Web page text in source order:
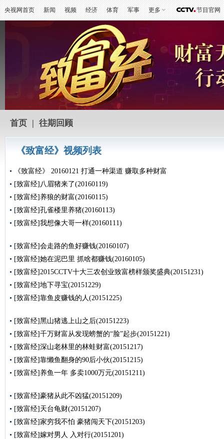
央视网首页 新闻 视频 经济 体育 军事 更多 节目官网
首页 | 往期回顾
《致富经》视频列表
《致富经》 20160121 打通一种渠道 赚取多种财富
[致富经]八眉猪来了(20160119)
[致富经]养狼的财富(20160115)
[致富经]孔雀楼里养猪(20160113)
[致富经]我想像大哥一样(20160111)
[致富经]会走路的鱼好赚钱(20160107)
[致富经]她在泥巴里 抓啥都赚钱(20160105)
[致富经]2015CCTV十大三农创业致富榜样颁奖盛典(20151231)
[致富经]地下寻宝(20151229)
[致富经]靠鱼皮赚钱的人(20151225)
[致富经]黑山猪逃上山之后(20151223)
[致富经]千万财富从发现螃蟹的“脸”起步(20151221)
[致富经]深山老林里的林蛙财富(20151217)
[致富经]靠懒鱼翻身的90后小伙(20151215)
[致富经]养鱼一年 多卖1000万元(20151211)
[致富经]豪猪从此不凶猛(20151209)
[致富经]天台龟财(20151207)
[致富经]家穷我不怕 豪猪闯天下(20151203)
[致富经]嫁对男人 入对行(20151201)